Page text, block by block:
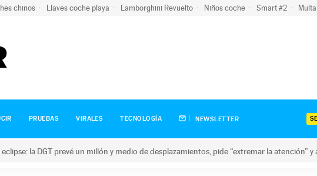
chinos Llaves coche playa Lamborghini Revuelto Niños coche Smart #2
PRUEBAS VIRALES TECNOLOGÍA NEWSLETTER
la DGT prevé un millón y medio de desplazamientos, pide “extremar la atención”